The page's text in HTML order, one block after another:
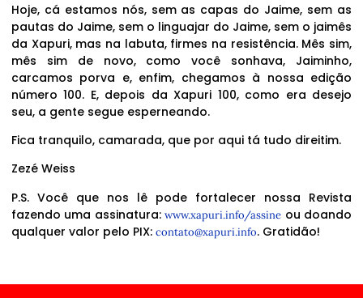
Hoje, cá estamos nós, sem as capas do Jaime, sem as
pautas do Jaime, sem o linguajar do Jaime, sem o jaimês
da Xapuri, mas na labuta, firmes na resistência. Mês sim,
mês sim de novo, como você sonhava, Jaiminho,
carcamos porva e, enfim, chegamos à nossa edição
número 100. E, depois da Xapuri 100, como era desejo
seu, a gente segue esperneando.
Fica tranquilo, camarada, que por aqui tá tudo direitim.
Zezé Weiss
P.S. Você que nos lê pode fortalecer nossa Revista
fazendo uma assinatura:www.xapuri.info/assine ou doando
qualquer valor pelo PIX: contato@xapuri.info. Gratidão!